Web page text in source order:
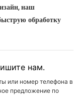
наш
обработку
нам.
или номер телефона в
предложение по